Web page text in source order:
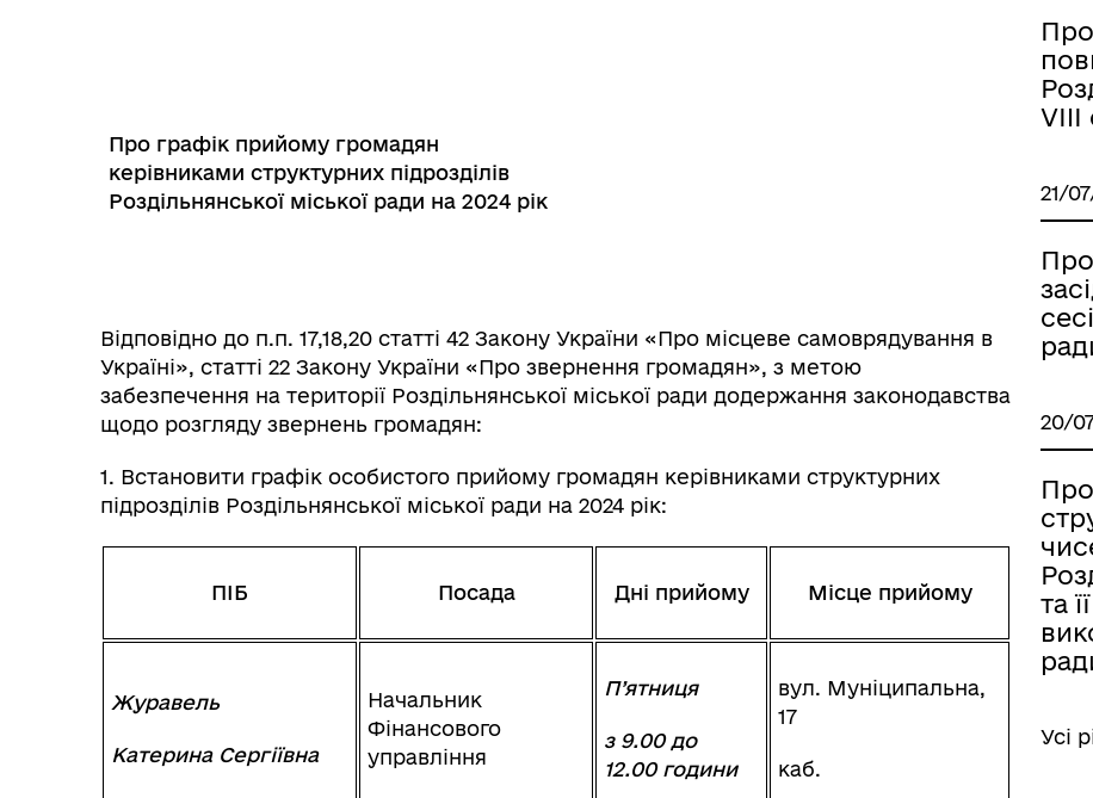
Графіки прийому громадян
Інформаційна безпека та
Військовослужбовцям,
ветеранам та їхнім родинам
Про графік прийому громадян
керівниками структурних підрозділів
Роздільнянської міської ради на 2024 рік
Відповідно до п.п. 17,18,20 статті 42 Закону України «Про місцеве самоврядування в
Україні», статті 22 Закону України «Про звернення громадян», з метою
забезпечення на території Роздільнянської міської ради додержання законодавства
щодо розгляду звернень громадян:
1. Встановити графік особистого прийому громадян керівниками структурних
підрозділів Роздільнянської міської ради на 2024 рік:
ПІБ Посада Дні прийому Місце прийому
Журавель
Катерина Сергіївна
Начальник
Фінансового
управління
П’ятниця
з 9.00 до
12.00 години
вул. Муніципальна,
17
каб.
VIII
21/
20/
та
Усі